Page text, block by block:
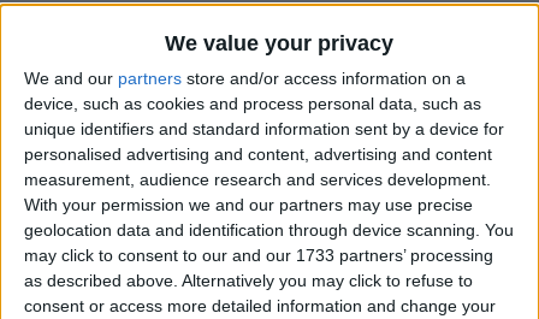
We value your privacy
We and our partners store and/or access information on a
device, such as cookies and process personal data, such as
unique identifiers and standard information sent by a device for
personalised advertising and content, advertising and content
measurement, audience research and services development.
With your permission we and our partners may use precise
geolocation data and identification through device scanning. You
may click to consent to our and our 1733 partners’ processing
as described above. Alternatively you may click to refuse to
consent or access more detailed information and change your